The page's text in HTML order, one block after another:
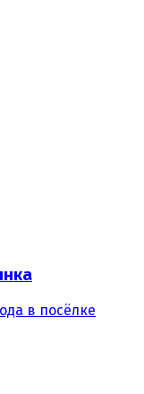
в посёлке